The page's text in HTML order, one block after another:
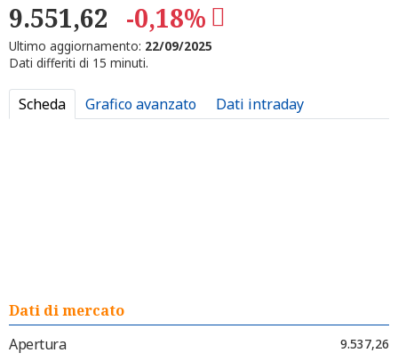
9.551,62 -0,18%
Ultimo aggiornamento: 22/09/2025
Dati differiti di 15 minuti.
Scheda Grafico avanzato Dati intraday
Dati di mercato
Apertura
9.537,26